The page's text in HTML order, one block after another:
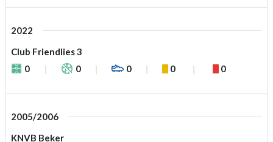
2022
Club Friendlies 3
0
0 0 0 0
2005/2006
KNVB Beker